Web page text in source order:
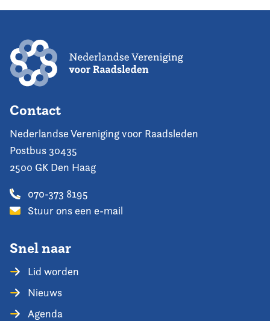
Contact
Nederlandse Vereniging voor Raadsleden
Postbus 30435
2500 GK Den Haag
070-373 8195
Stuur ons een e-mail
Snel naar
Lid worden
Nieuws
Agenda